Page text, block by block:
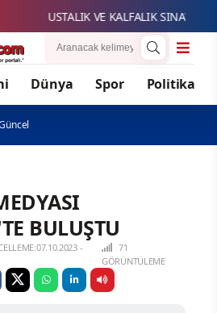
USTALIK VE KALFALIK SINAV
Dünya Spor Politika
BULUŞTU
-
71
GÖRÜNTÜLEME